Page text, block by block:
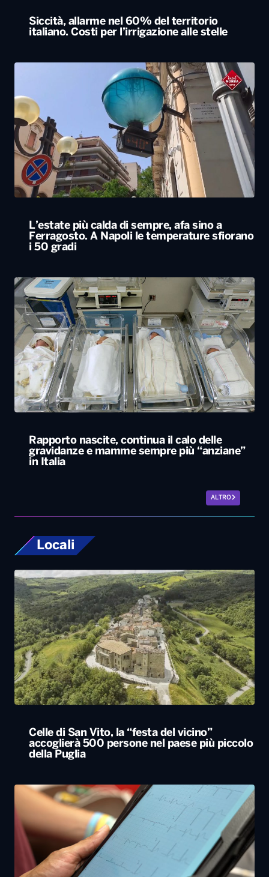
Siccità, allarme nel 60% del territorio
italiano. Costi per l’irrigazione alle stelle
L’estate più calda di sempre, afa sino a
Ferragosto. A Napoli le temperature sfiorano
i 50 gradi
Rapporto nascite, continua il calo delle
gravidanze e mamme sempre più “anziane”
in Italia
ALTRO
Locali
Celle di San Vito, la “festa del vicino”
accoglierà 500 persone nel paese più piccolo
della Puglia